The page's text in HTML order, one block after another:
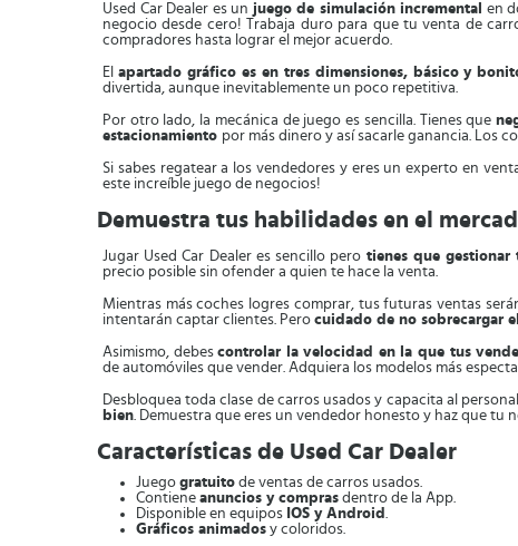
Used Car Dealer es un juego de simulación incremental en
negocio desde cero! Trabaja duro para que tu venta de
compradores hasta lograr el mejor acuerdo.
El apartado gráfico es en tres dimensiones, básico y
divertida, aunque inevitablemente un poco repetitiva.
Por otro lado, la mecánica de juego es sencilla. Tienes que
estacionamiento por más dinero y así sacarle ganancia. Los
Si sabes regatear a los vendedores y eres un experto en
este increíble juego de negocios!
Demuestra tus habilidades en el
Jugar Used Car Dealer es sencillo pero tienes que
precio posible sin ofender a quien te hace la venta.
Mientras más coches logres comprar, tus futuras ventas
intentarán captar clientes. Pero cuidado de no sobrecargar
Asimismo, debescontrolar la velocidad en la que tus
de automóviles que vender. Adquiera los modelos más
Desbloquea toda clase de carros usados y capacita al
bien. Demuestra que eres un vendedor honesto y haz que tu
Características de Used Car Dealer
Juego gratuito de ventas de carros usados.
Contiene anuncios y compras dentro de la App.
Disponible en equipos IOS y Android .
Gráficos animados y coloridos.